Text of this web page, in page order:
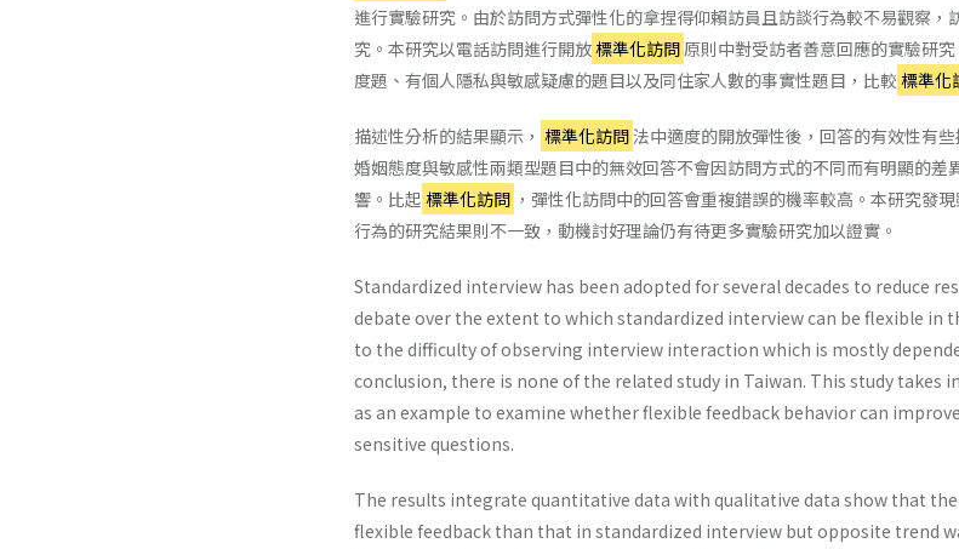
進行實驗研究。由於訪問方式彈性化的拿捏得仰賴訪員且訪談行為較不易觀察
究。本研究以電話訪問進行開放標準化訪問原則中對受訪者善意回應的實驗研
度題、有個人隱私與敏感疑慮的題目以及同住家人數的事實性題目，比較 標準化
描述性分析的結果顯示， 標準化訪問法中適度的開放彈性後，回答的有效性有
婚姻態度與敏感性兩類型題目中的無效回答不會因訪問方式的不同而有明顯的
響。比起 標準化訪問 ，彈性化訪問中的回答會重複錯誤的機率較高。本研究發
行為的研究結果則不一致，動機討好理論仍有待更多實驗研究加以證實。
Standardized interview has been adopted for several decades to reduce
debate over the extent to which standardized interview can be flexible
to the difficulty of observing interview interaction which is mostly
conclusion, there is none of the related study in Taiwan. This study
as an example to examine whether flexible feedback behavior can
sensitive questions.
The results integrate quantitative data with qualitative data show that
flexible feedback than that in standardized interview but opposite trend